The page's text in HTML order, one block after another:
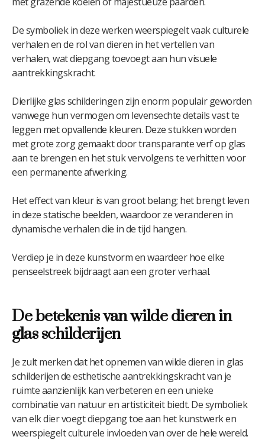
De symboliek in deze werken weerspiegelt vaak culturele
verhalen en de rol van dieren in het vertellen van
verhalen, wat diepgang toevoegt aan hun visuele
aantrekkingskracht.
Dierlijke glas schilderingen zijn enorm populair geworden
vanwege hun vermogen om levensechte details vast te
leggen met opvallende kleuren. Deze stukken worden
met grote zorg gemaakt door transparante verf op glas
aan te brengen en het stuk vervolgens te verhitten voor
een permanente afwerking.
Het effect van kleur is van groot belang; het brengt leven
in deze statische beelden, waardoor ze veranderen in
dynamische verhalen die in de tijd hangen.
Verdiep je in deze kunstvorm en waardeer hoe elke
penseelstreek bijdraagt aan een groter verhaal.
De betekenis van wilde dieren in
glas schilderijen
Je zult merken dat het opnemen van wilde dieren in glas
schilderijen de esthetische aantrekkingskracht van je
ruimte aanzienlijk kan verbeteren en een unieke
combinatie van natuur en artisticiteit biedt. De symboliek
van elk dier voegt diepgang toe aan het kunstwerk en
weerspiegelt culturele invloeden van over de hele wereld.